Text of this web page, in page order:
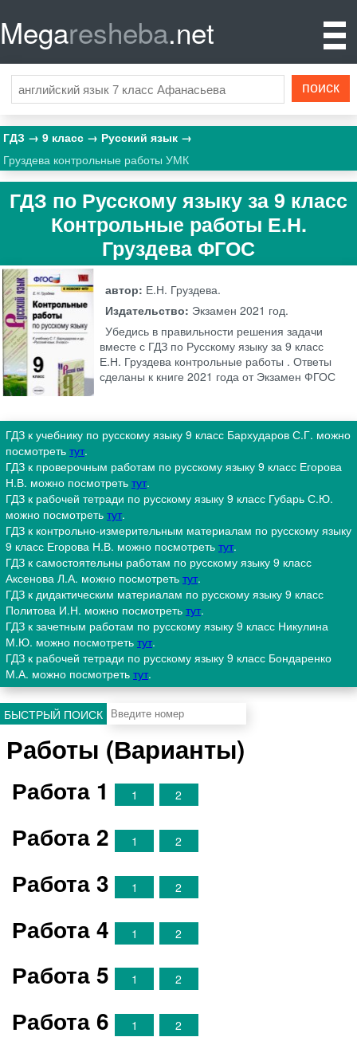
Megaresheba.net
ГДЗ 9 класс
Русский язык
Груздева контрольные работы УМК
ГДЗ по Русскому языку за 9 класс
Контрольные работы Е.Н.
Груздева ФГОС
автор: Е.Н. Груздева.
Издательство: Экзамен 2021 год.
Убедись в правильности решения задачи
вместе с ГДЗ по Русскому языку за 9 класс
Е.Н. Груздева контрольные работы . Ответы
сделаны к книге 2021 года от Экзамен ФГОС
ГДЗ к учебнику по русскому языку 9 класс Бархударов С.Г. можно
посмотреть тут.
ГДЗ к проверочным работам по русскому языку 9 класс Егорова
Н.В. можно посмотреть тут.
ГДЗ к рабочей тетради по русскому языку 9 класс Губарь С.Ю.
можно посмотреть тут.
ГДЗ к контрольно-измерительным материалам по русскому языку
9 класс Егорова Н.В. можно посмотреть тут.
ГДЗ к самостоятельны работам по русскому языку 9 класс
Аксенова Л.А. можно посмотреть тут.
ГДЗ к дидактическим материалам по русскому языку 9 класс
Политова И.Н. можно посмотреть тут.
ГДЗ к зачетным работам по русскому языку 9 класс Никулина
М.Ю. можно посмотреть тут.
ГДЗ к рабочей тетради по русскому языку 9 класс Бондаренко
М.А. можно посмотреть тут.
БЫСТРЫЙ ПОИСК
Работы (Варианты)
Работа 1 1 2
Работа 2 1 2
Работа 3 1 2
Работа 4 1 2
Работа 5 1 2
Работа 6 1 2